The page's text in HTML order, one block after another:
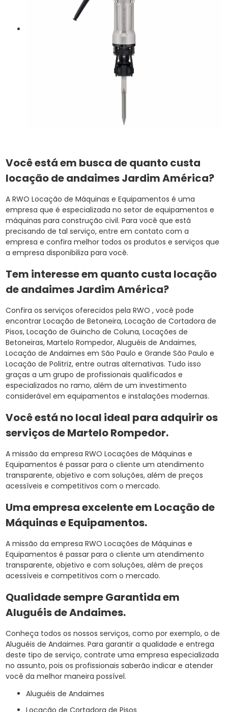
Você está em busca de quanto custa
locação de andaimes Jardim América?
A RWO Locação de Máquinas e Equipamentos é uma
empresa que é especializada no setor de equipamentos e
máquinas para construção civil. Para você que está
precisando de tal serviço, entre em contato com a
empresa e confira melhor todos os produtos e serviços que
a empresa disponibiliza para você.
Tem interesse em quanto custa locação
de andaimes Jardim América?
Confira os serviços oferecidos pela RWO , você pode
encontrar Locação de Betoneira, Locação de Cortadora de
Pisos, Locação de Guincho de Coluna, Locações de
Betoneiras, Martelo Rompedor, Aluguéis de Andaimes,
Locação de Andaimes em São Paulo e Grande São Paulo e
Locação de Politriz, entre outras alternativas. Tudo isso
graças a um grupo de profissionais qualificados e
especializados no ramo, além de um investimento
considerável em equipamentos e instalações modernas.
Você está no local ideal para adquirir os
serviços deMartelo Rompedor.
A missão da empresa RWO Locações de Máquinas e
Equipamentos é passar para o cliente um atendimento
transparente, objetivo e com soluções, além de preços
acessíveis e competitivos com o mercado.
Uma empresa excelente em Locação de
Máquinas e Equipamentos.
A missão da empresa RWO Locações de Máquinas e
Equipamentos é passar para o cliente um atendimento
transparente, objetivo e com soluções, além de preços
acessíveis e competitivos com o mercado.
Qualidade sempre Garantida em
Aluguéis de Andaimes.
Conheça todos os nossos serviços, como por exemplo, o de
Aluguéis de Andaimes. Para garantir a qualidade e entrega
deste tipo de serviço, contrate uma empresa especializada
no assunto, pois os profissionais saberão indicar e atender
você da melhor maneira possível.
Aluguéis de Andaimes